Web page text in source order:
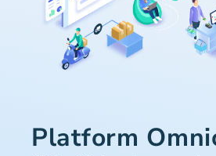
Platform